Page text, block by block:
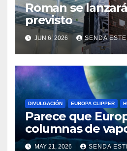
Roman se
previsto
JUN 6, 2026 SENDA
DIVULGACIÓN EUROPA CLIPPER
Parece que
columnas de
después de todo
MAY 21, 2026 SENDA